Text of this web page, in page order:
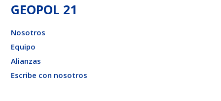
GEOPOL 21
Nosotros
Equipo
Alianzas
Escribe con nosotros